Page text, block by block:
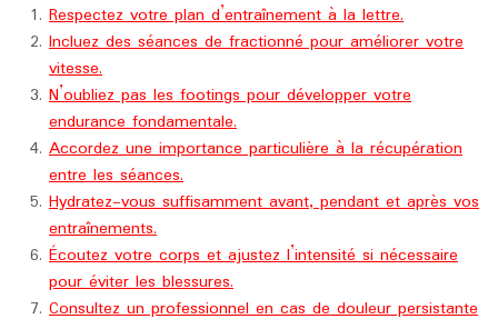
Respectez votre plan d’entraînement à la lettre.
Incluez des séances de fractionné pour améliorer votre
vitesse.
N’oubliez pas les footings pour développer votre
endurance fondamentale.
Accordez une importance particulière à la récupération
entre les séances.
Hydratez-vous suffisamment avant, pendant et après vos
entraînements.
Écoutez votre corps et ajustez l’intensité si nécessaire
pour éviter les blessures.
Consultez un professionnel en cas de douleur persistante